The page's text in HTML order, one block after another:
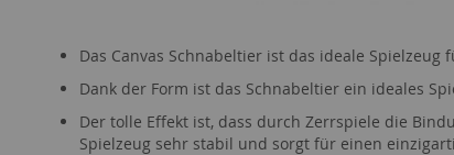
der
Bildergalerie
Das Canvas Schnabeltier ist das ideale
Dank der Form ist das Schnabeltier ein ideales
Der tolle Effekt ist, dass durch Zerrspiele die
Spielzeug sehr stabil und sorgt für einen